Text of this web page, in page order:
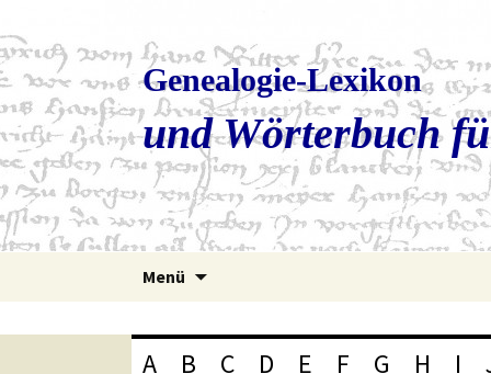
Genealogie-Lexikon
und Wörterbuch
Menü
A B C D E F G H I